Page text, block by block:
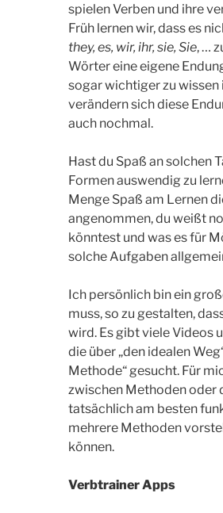
spielen Verben und ihre
Früh lernen wir, dass es
they, es, wir, ihr, sie, Sie, …
Wörter eine eigene
sogar wichtiger zu wissen
verändern sich diese
auch nochmal.
Hast du Spaß an solchen
Formen auswendig zu
Menge Spaß am Lernen
angenommen, du weißt
könntest und was es für
solche Aufgaben
Ich persönlich bin ein
muss, so zu gestalten,
wird. Es gibt viele Videos
die über „den idealen
Methode“ gesucht. Für
zwischen Methoden oder
tatsächlich am besten
mehrere Methoden
können.
Verbtrainer Apps